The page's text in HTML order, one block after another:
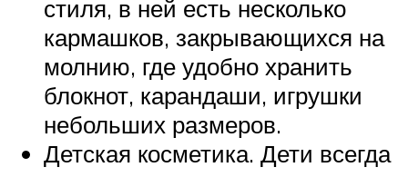
стиля, в ней есть несколько
кармашков, закрывающихся на
молнию, где удобно хранить
блокнот, карандаши, игрушки
небольших размеров.
Детская косметика. Дети всегда